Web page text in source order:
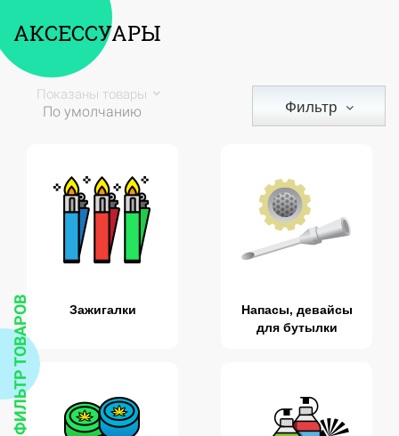
АКСЕССУАРЫ
ФИЛЬТР ТОВАРОВ
Показаны товары
По умолчанию Фильтр
Зажигалки
Напасы, девайсы
для бутылки